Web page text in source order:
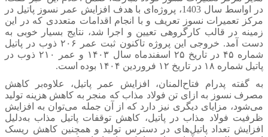
در اواسط سال 1403، پروژه‌ای با هدف افزایش عمر نسوز پاتیل در
مرکز تعمیرات نسوز تعریف و با انجام اقدامات متعددی که در این
زمینه در قالب کارگروهی تعیین و اجرا شد، نتایج بسیار خوبی به
دست آمد. خروجی این پروژه تاکنون ثبت عمر ۲۰۶ ذوب در پاتیل
شماره ۴۵ در تاریخ ۲۵ اسفندماه سال ۱۴۰۳ و عمر ۲۱۰ ذوب در
پاتیل شماره ۱۸ در تاریخ ۱۲ فروردین ۱۴۰۴ بوده است.
به گفته پدرام فتاح‌المنان، افزایش عمر پاتیل، علاوه‌بر کاهش
مصرف نسوز به ازای تن فولاد مذاب که منجر به کاهش هزینه تولید
می‌شود، مزایای دیگری نیز دارد که از آن جمله می‌توان به افزایش
ظرفیت فولاد مذاب در پاتیل، کاهش توقفات پاتیل مذاب به‌دلیل
افزایش تعداد پاتیل‌های در دسترس تولید و همچنین کاهش ریسک